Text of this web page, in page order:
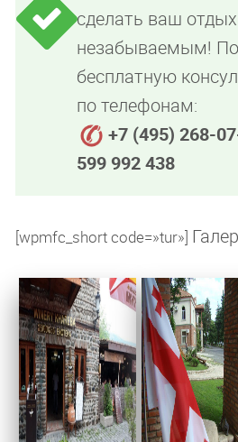
сделать ваш отдых
незабываемым!
бесплатную
по телефонам:
+7 (495) 268-
599 992 438
[wpmfc_short code=»tur»]